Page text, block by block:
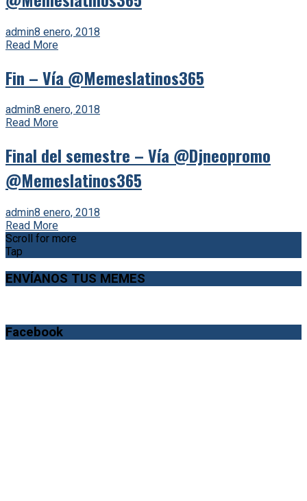
admin8 enero, 2018
Read More
Fin – Vía @Memeslatinos365
admin8 enero, 2018
Read More
Final del semestre – Vía @Djneopromo
@Memeslatinos365
admin8 enero, 2018
Read More
Scroll for more
Tap
ENVÍANOS TUS MEMES
Facebook